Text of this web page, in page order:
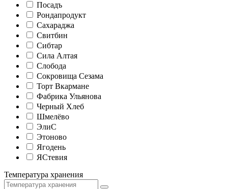
Посадъ
Рондапродукт
Сахараджа
Свитбин
Сибтар
Сила Алтая
Слобода
Сокровища Сезама
Торт Вкармане
Фабрика Ульянова
Черный Хлеб
Шмелёво
ЭлиС
Этоново
Ягодень
ЯСтевия
Температура хранения